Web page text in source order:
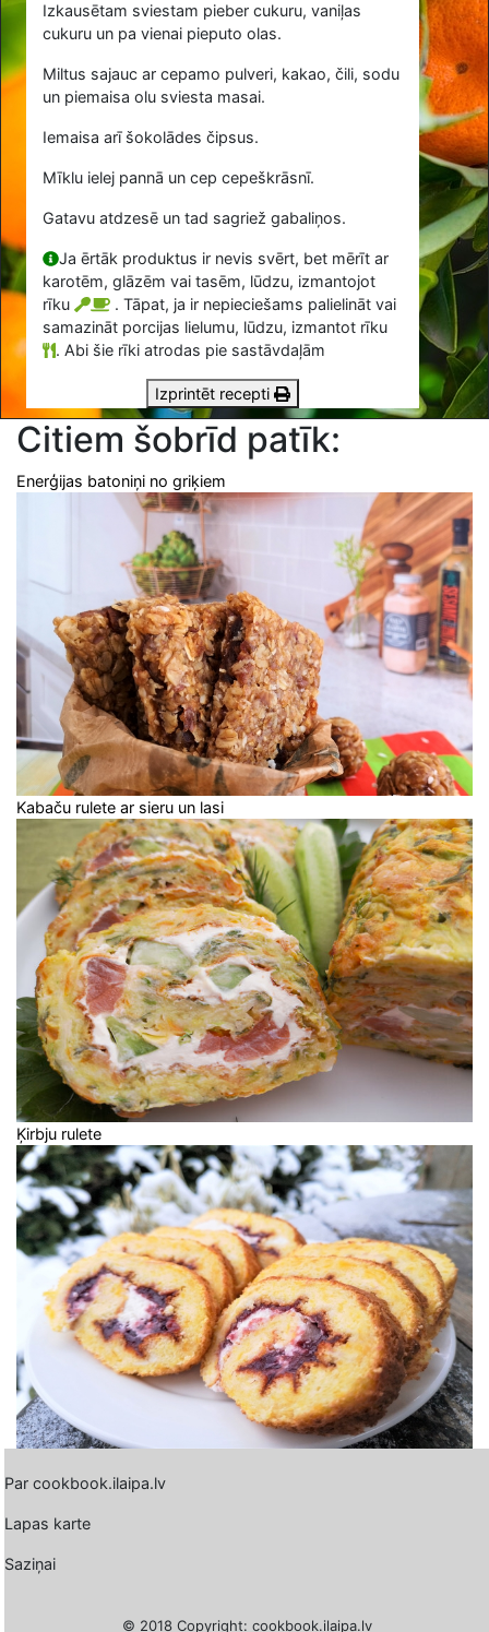
Izkausētam sviestam pieber cukuru, vaniļas
cukuru un pa vienai pieputo olas.
Miltus sajauc ar cepamo pulveri, kakao, čili, sodu
un piemaisa olu sviesta masai.
Iemaisa arī šokolādes čipsus.
Mīklu ielej pannā un cep cepeškrāsnī.
Gatavu atdzesē un tad sagriež gabaliņos.
Ja ērtāk produktus ir nevis svērt, bet mērīt ar
karotēm, glāzēm vai tasēm, lūdzu, izmantojot
rīku
. Tāpat, ja ir nepieciešams palielināt vai
samazināt porcijas lielumu, lūdzu, izmantot rīku
. Abi šie rīki atrodas pie sastāvdaļām
Izprintēt recepti
Citiem šobrīd patīk:
Enerģijas batoniņi no griķiem
Kabaču rulete ar sieru un lasi
Ķirbju rulete
Par cookbook.ilaipa.lv
Lapas karte
Saziņai
© 2018 Copyright: cookbook.ilaipa.lv